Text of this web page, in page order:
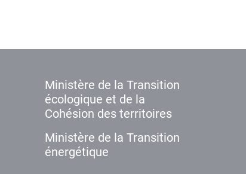
Ministère de la Transition
écologique et de la
Cohésion des territoires
Ministère de la Transition
énergétique